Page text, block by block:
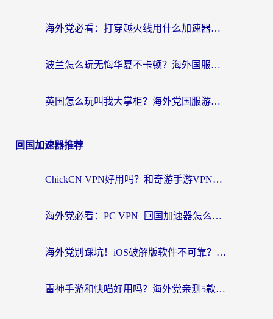
海外党必看：打穿越火线用什么加速器？解决延迟卡顿，还能玩奇妙拼图世界和第五人格
波兰怎么玩无悔华夏不卡顿？海外国服游戏加速器终极指南（附征途2萤火突击解决方案）
英国怎么玩叫我大掌柜？海外党国服游戏加速避坑指南（附实测推荐）
回国加速器推荐
ChickCN VPN好用吗？和奇游手游VPN对比哪个回国效果更好？海外党亲测实用指南
海外党必看：PC VPN+回国加速器怎么选？无缝访问国内资源全攻略
海外党别踩坑！iOS破解版软件不可靠？教你选对回国加速器无缝看国内资源
雷神手游和快喵好用吗？海外党亲测5款回国加速器，附斧牛Bling对比+微信视频号解决办法